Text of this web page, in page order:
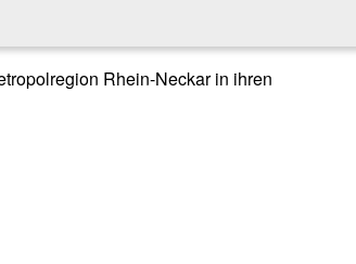
Rhein-Neckar in ihren